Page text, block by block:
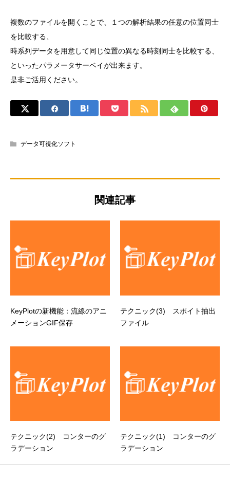
複数のファイルを開くことで、１つの解析結果の任意の位置同士
を比較する、
時系列データを用意して同じ位置の異なる時刻同士を比較する、
といったパラメータサーベイが出来ます。
是非ご活用ください。
データ可視化ソフト
関連記事
KeyPlotの新機能：流線のアニ
メーションGIF保存
テクニック(3) スポイト抽出
ファイル
テクニック(2) コンターのグ
ラデーション
テクニック(1) コンターのグ
ラデーション